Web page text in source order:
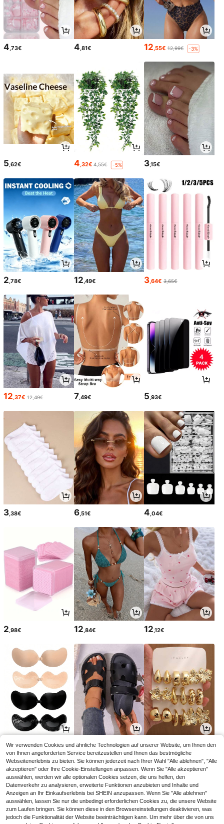
4,73€ 4,81€ 12,55€ 12,99€ -3%
5,62€ 4,32€ 4,55€ -5% 3,15€
2 ,78€ 12 ,49€ 3 ,64€ 3,65€
12,37€ 12,49€ 7,49€ 5,93€
3,38€ 6,51€ 4,04€
2 ,98€ 12 ,84€ 12 ,12€
3,55€3,57€ 21,86€ 22,06€ 4,60€
Wir verwenden Cookies und ähnliche Technologien auf unserer Website, um Ihnen den
von Ihnen angeforderten Service bereitzustellen und Ihnen das bestmögliche
Webseitenerlebnis zu bieten. Sie können jederzeit nach Ihrer Wahl "Alle ablehnen", "Alle
akzeptieren" oder Ihre Cookie-Einstellungen anpassen. Wenn Sie "Alle akzeptieren"
auswählen, werden wir alle optionalen Cookies setzen, die uns helfen, den
Datenverkehr zu analysieren, erweiterte Funktionen anzubieten und Inhalte und
Anzeigen an Ihr Einkaufserlebnis bei SHEIN anzupassen. Wenn Sie "Alle ablehnen"
auswählen, lassen Sie nur die unbedingt erforderlichen Cookies zu, die unsere Website
zum Laufen bringen. Sie können diese in den Browsereinstellungen deaktivieren, was
jedoch die Funktionalität der Website beeinträchtigen kann. Um mehr über die von uns